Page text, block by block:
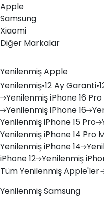
Apple
Samsung
Xiaomi
Diğer Markalar
Yenilenmiş Apple
Yenilenmiş•12 Ay Garanti•
YenilenmişiPhone 16
YenilenmişiPhone 16
YenilenmişiPhone 15 Pro
YenilenmişiPhone 14 Pro
YenilenmişiPhone 14
iPhone 12 Yenilenmiş
Tüm Yenilenmiş Apple'ler
Yenilenmiş Samsung